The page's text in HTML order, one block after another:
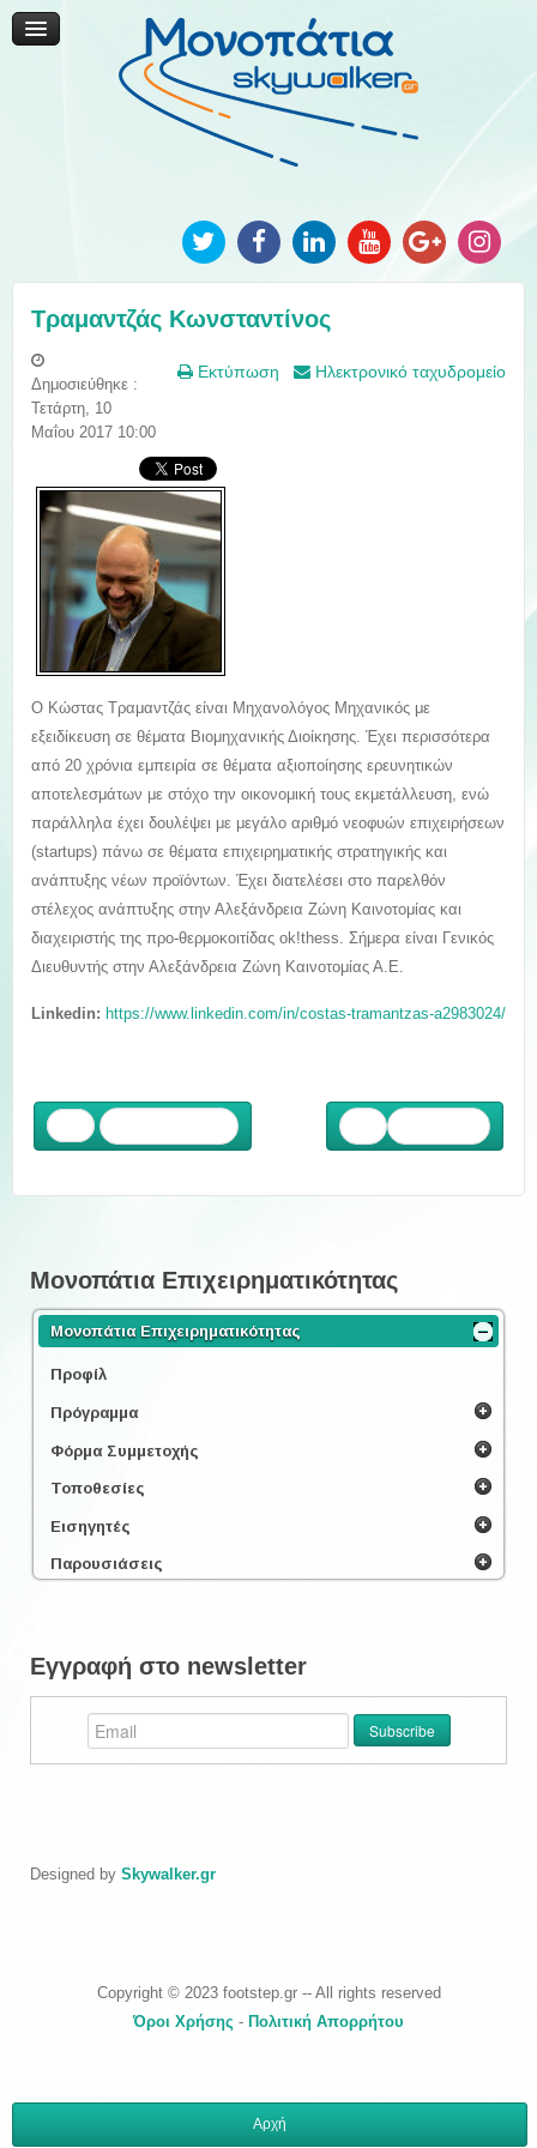
Μονοπάτια Καινοτομίας
Μονοπάτια Τοπικής Ανάπτυξης
Ανακοινώσεις
Φωτογραφίες
Τραμαντζάς Κωνσταντίνος
Εκτύπωση Ηλεκτρονικό ταχυδρομείο
Δημοσιεύθηκε :
Τετάρτη, 10
Μαΐου 2017 10:00
Ο Κώστας Τραμαντζάς είναι Μηχανολόγος Μηχανικός με
εξειδίκευση σε θέματα Βιομηχανικής Διοίκησης. Έχει περισσότερα
από 20 χρόνια εμπειρία σε θέματα αξιοποίησης ερευνητικών
αποτελεσμάτων με στόχο την οικονομική τους εκμετάλλευση, ενώ
παράλληλα έχει δουλέψει με μεγάλο αριθμό νεοφυών επιχειρήσεων
(startups) πάνω σε θέματα επιχειρηματικής στρατηγικής και
ανάπτυξης νέων προϊόντων. Έχει διατελέσει στο παρελθόν
στέλεχος ανάπτυξης στην Αλεξάνδρεια Ζώνη Καινοτομίας και
διαχειριστής της προ-θερμοκοιτίδας ok!thess. Σήμερα είναι Γενικός
Διευθυντής στην Αλεξάνδρεια Ζώνη Καινοτομίας Α.Ε.
Linkedin: https://www.linkedin.com/in/costas-tramantzas-a2983024/
Μονοπάτια Επιχειρηματικότητας
Μονοπάτια Επιχειρηματικότητας
Προφίλ
Πρόγραμμα
Φόρμα Συμμετοχής
Τοποθεσίες
Εισηγητές
Παρουσιάσεις
Εγγραφή στο newsletter
Designed by Skywalker.gr
Copyright © 2023 footstep.gr -- All rights reserved
Όροι Χρήσης - Πολιτική Απορρήτου
Αρχή